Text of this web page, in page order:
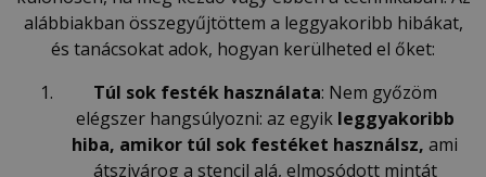
alábbiakban összegyűjtöttem a leggyakoribb hibákat,
és tanácsokat adok, hogyan kerülheted el őket:
Túl sok festék használata: Nem győzöm
elégszer hangsúlyozni: az egyik leggyakoribb
hiba, amikor túl sok festéket használsz, ami
átszivárog a stencil alá, elmosódott mintát